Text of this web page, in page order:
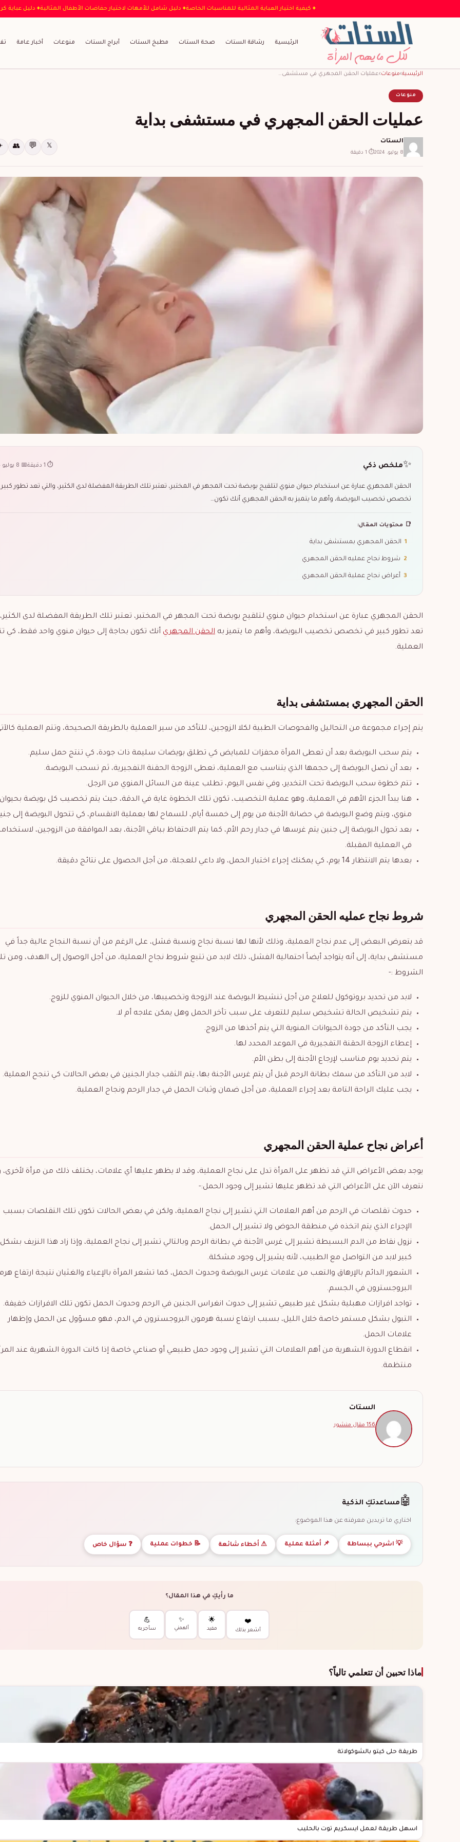
♦ كيفية اختيار العباية المثالية للمناسبات الخاصة♦ دليل شامل للأمهات لاختيار حفاضات الأطفال المثالية
الرئيسية رشاقة الستات صحة الستات مطبخ الستات أبراج الستات منوعات أخبار عامة
الرئيسية›منوعات›عمليات الحقن المجهري في مستشفى…
منوعات
عمليات الحقن المجهري في مستشفى بداية
الستات
8 يوليو، 2024 ⏱ 1 دقيقة
𝕏
💬
👥
✨ملخص ذكي ⏱ 1 دقيقة 📅 8 يوليو 2024
الحقن المجهري عبارة عن استخدام حيوان منوي لتلقيح بويضة تحت المجهر في المختبر، تعتبر تلك الطريقة المفضلة لدى الكثير، والتي تعد تطور
تخصص تخصيب البويضة، وأهم ما يتميز به الحقن المجهري أنك تكون…
📑 محتويات المقال:
1 الحقن المجهري بمستشفى بداية
2 شروط نجاح عمليه الحقن المجهري
3 أعراض نجاح عملية الحقن المجهري
الحقن المجهري عبارة عن استخدام حيوان منوي لتلقيح بويضة تحت المجهر في المختبر، تعتبر تلك الطريقة المفضلة لدى الكثير،
تعد تطور كبير في تخصص تخصيب البويضة، وأهم ما يتميز به الحقن المجهري أنك تكون بحاجة إلى حيوان منوي واحد فقط، كي
العملية.
الحقن المجهري بمستشفى بداية
يتم إجراء مجموعة من التحاليل والفحوصات الطبية لكلا الزوجين، للتأكد من سير العملية بالطريقة الصحيحة، وتتم العملية
يتم سحب البويضة بعد أن تعطى المرأة محفزات للمبايض كي تطلق بويضات سليمة ذات جودة، كي تنتج حمل سليم.
بعد أن تصل البويضة إلى حجمها الذي يتناسب مع العملية، تعطى الزوجة الحقنة التفجيرية، ثم تسحب البويضة.
تتم خطوة سحب البويضة تحت التخدير، وفي نفس اليوم، تطلب عينة من السائل المنوي من الرجل.
هنا يبدأ الجزء الأهم في العملية، وهو عملية التخصيب، تكون تلك الخطوة غاية في الدقة، حيث يتم تخصيب كل بويضة بحيوان
منوي، ويتم وضع البويضة في حضانة الأجنة من يوم إلى خمسة أيام، للسماح لها بعملية الانقسام، كي تتحول البويضة إلى
بعد تحول البويضة إلى جنين يتم غرسها في جدار رحم الأم، كما يتم الاحتفاظ بباقي الأجنة، بعد الموافقة من الزوجين،
في العملية المقبلة.
بعدها يتم الانتظار 14 يوم، كي يمكنك إجراء اختبار الحمل، ولا داعي للعجلة، من أجل الحصول على نتائج دقيقة.
شروط نجاح عمليه الحقن المجهري
قد يتعرض البعض إلى عدم نجاح العملية، وذلك لأنها لها نسبة نجاح ونسبة فشل، على الرغم من أن نسبة النجاح عالية جداً في
مستشفى بداية، إلى أنه يتواجد أيضاً احتمالية الفشل، ذلك لابد من تتبع شروط نجاح العملية، من أجل الوصول إلى الهدف، ومن
الشروط :-
لابد من تحديد بروتوكول للعلاج من أجل تنشيط البويضة عند الزوجة وتخصيبها، من خلال الحيوان المنوي للزوج.
يتم تشخيص الحالة تشخيص سليم للتعرف على سبب تأخر الحمل وهل يمكن علاجه أم لا.
يجب التأكد من جودة الحيوانات المنوية التي يتم أخذها من الزوج.
إعطاء الزوجة الحقنة التفجيرية في الموعد المحدد لها.
يتم تحديد يوم مناسب لإرجاع الأجنة إلى بطن الأم.
لابد من التأكد من سمك بطانة الرحم قبل أن يتم غرس الأجنة بها، يتم الثقب جدار الجنين في بعض الحالات كي تنجح العملية.
يجب عليك الراحة التامة بعد إجراء العملية، من أجل ضمان وثبات الحمل في جدار الرحم ونجاح العملية.
أعراض نجاح عملية الحقن المجهري
يوجد بعض الأعراض التي قد تظهر على المرأة تدل على نجاح العملية، وقد لا يظهر عليها أي علامات، يختلف ذلك من مرأة
نتعرف الآن على الأعراض التي قد تظهر عليها تشير إلى وجود الحمل:-
حدوث تقلصات في الرحم من أهم العلامات التي تشير إلى نجاح العملية، ولكن في بعض الحالات تكون تلك التقلصات بسبب
الإجراء الذي يتم اتخذه في منطقة الحوض ولا تشير إلى الحمل.
نزول نقاط من الدم البسيطة تشير إلى غرس الأجنة في بطانة الرحم وبالتالي تشير إلى نجاح العملية، وإذا زاد هذا النزيف بشكل
كبير لابد من التواصل مع الطبيب، لأنه يشير إلى وجود مشكلة.
الشعور الدائم بالإرهاق والتعب من علامات غرس البويضة وحدوث الحمل، كما تشعر المرأة بالإعياء والغثيان نتيجة ارتفاع
البروجسترون في الجسم.
تواجد افرازات مهبلية بشكل غير طبيعي تشير إلى حدوث انغراس الجنين في الرحم وحدوث الحمل تكون تلك الافرازات خفيفة.
التبول بشكل مستمر خاصة خلال الليل، بسبب ارتفاع نسبة هرمون البروجسترون في الدم، فهو مسؤول عن الحمل وإظهار
علامات الحمل.
انقطاع الدورة الشهرية من أهم العلامات التي تشير إلى وجود حمل طبيعي أو صناعي خاصة إذا كانت الدورة الشهرية عند
منتظمة.
الستات
156 مقال منشور
🤖 مساعدتكِ الذكية
اختاري ما تريدين معرفته عن هذا الموضوع:
💡 اشرحي ببساطة 📌 أمثلة عملية ⚠ أخطاء شائعة 📝 خطوات عملية ❓ سؤال خاص
ما رأيكِ في هذا المقال؟
❤️
أشعر بذلك
🌟
مفيد
✨
ألهمني
💪
سأجربه
ماذا تحبين أن تتعلمي تالياً؟
طريقة حلى كيتو بالشوكولاتة
اسهل طريقة لعمل ايسكريم توت بالحليب